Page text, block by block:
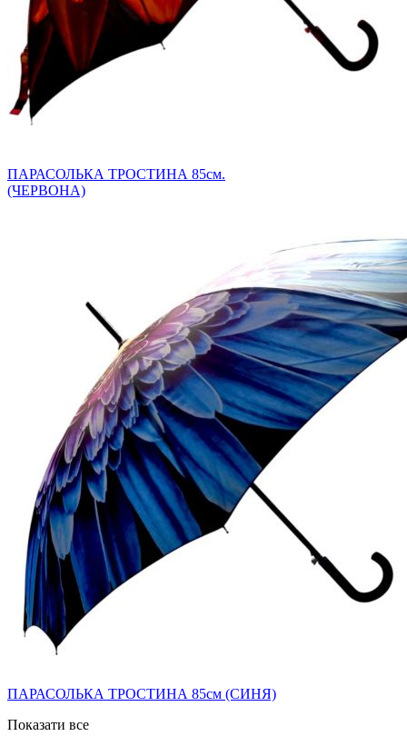
ПАРАСОЛЬКА ТРОСТИНА 85см.
(ЧЕРВОНА)
ПАРАСОЛЬКА ТРОСТИНА 85см (СИНЯ)
Показати все